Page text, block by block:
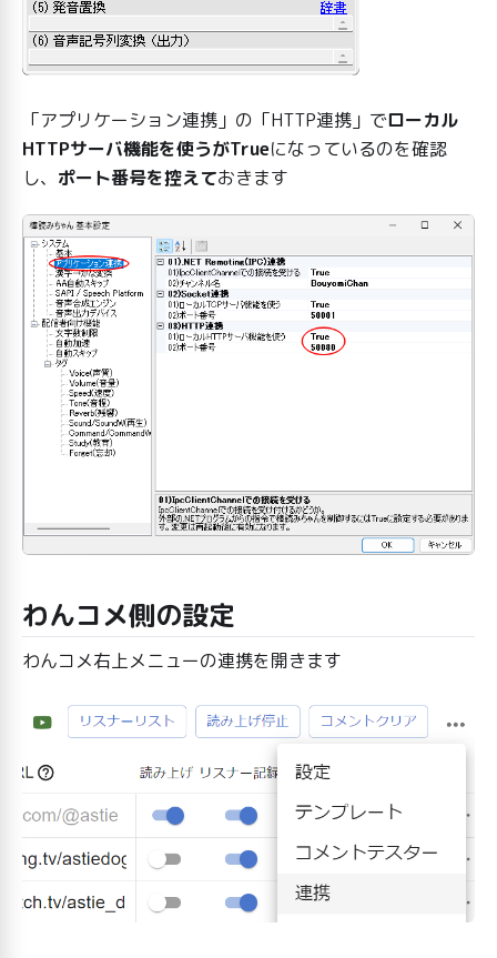
「アプリケーション連携」の「HTTP連携」でローカル
HTTPサーバ機能を使うがTrueになっているのを確認
し、 ポート番号を控えておきます
わんコメ側の設定
わんコメ右上メニューの連携を開きます